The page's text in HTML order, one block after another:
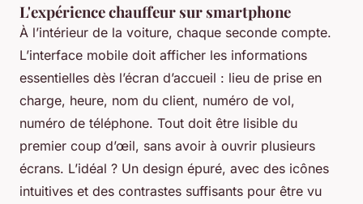
L'expérience chauffeur sur smartphone
À l’intérieur de la voiture, chaque seconde compte.
L’interface mobile doit afficher les informations
essentielles dès l’écran d’accueil : lieu de prise en
charge, heure, nom du client, numéro de vol,
numéro de téléphone. Tout doit être lisible du
premier coup d’œil, sans avoir à ouvrir plusieurs
écrans. L’idéal ? Un design épuré, avec des icônes
intuitives et des contrastes suffisants pour être vu